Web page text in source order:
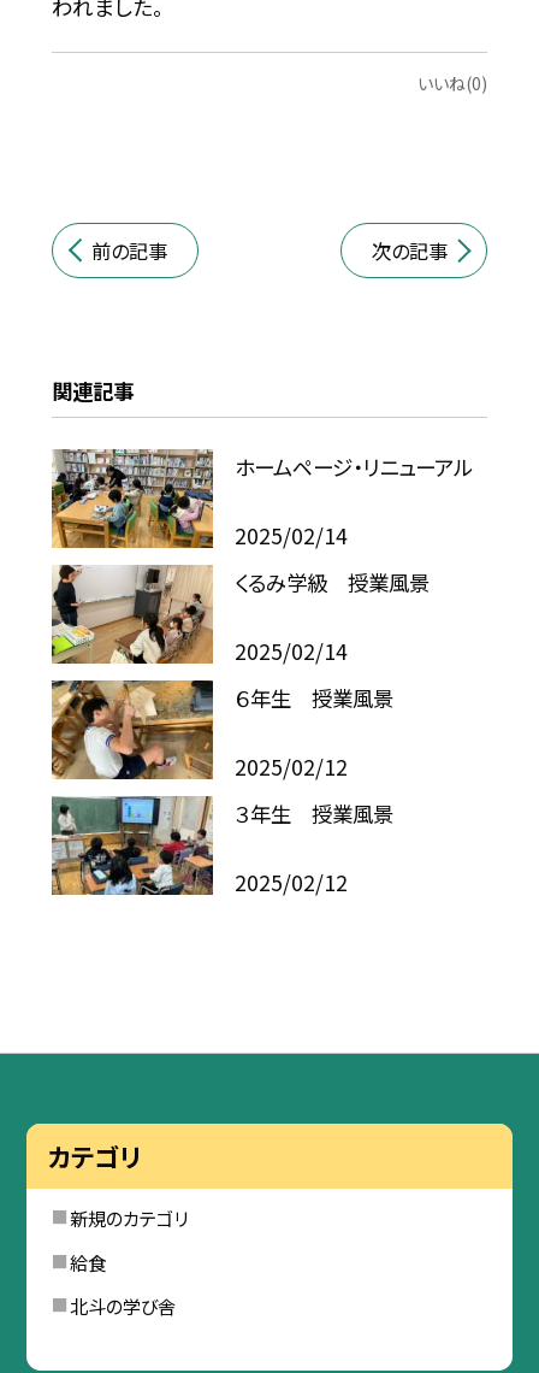
われました。
いいね(0)
前の記事 次の記事
関連記事
ホームページ・リニューアル
2025/02/14
くるみ学級 授業風景
2025/02/14
６年生 授業風景
2025/02/12
３年生 授業風景
2025/02/12
カテゴリ
新規のカテゴリ
給食
北斗の学び舎